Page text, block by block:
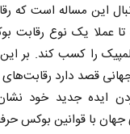
این مساله است که
تا عملا یک نوع رقابت
را کسب کند. بر
قصد دارد رقابت‌های
ایده جدید خود
با قوانین بوکس